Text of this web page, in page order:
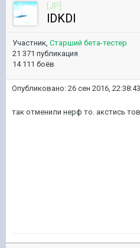
[JP]
lDKDl
Участник, Старший бета-тестер
21 371 публикация
14 111 боёв
Опубликовано: 26 сен 2016, 22:38:43
так отменили нерф то. акстись